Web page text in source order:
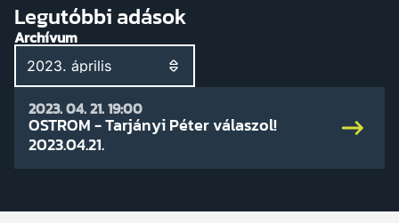
Legutóbbi adások
Archívum
2023. 04. 21. 19:00
OSTROM - Tarjányi Péter válaszol!
2023.04.21.